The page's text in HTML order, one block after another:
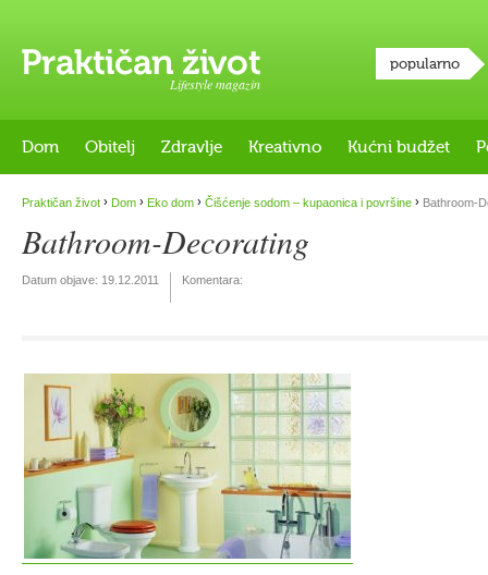
Lifestyle magazin
popularno
Dom Obitelj Zdravlje Kreativno Kućni budžet
Praktičan život › Dom › Eko dom › Čišćenje sodom – kupaonica i površine › Bathroom-
Bathroom-Decorating
Datum objave: 19.12.2011 Komentara: